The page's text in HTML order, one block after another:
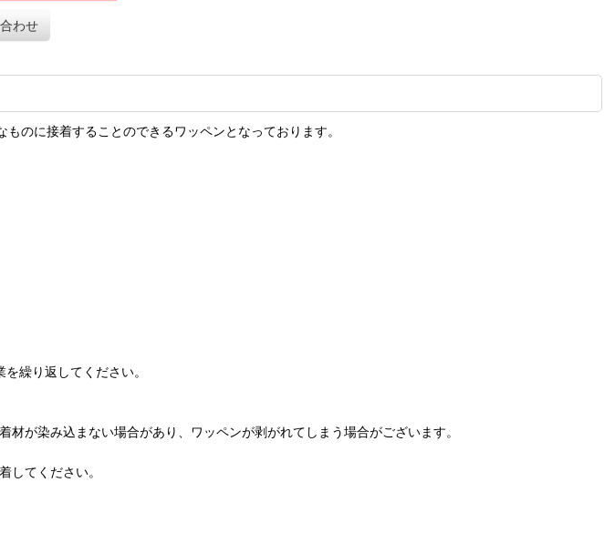
わせ
のに接着することのできるワッペンとなっております。
繰り返してください。
が染み込まない場合があり、ワッペンが剥がれてしまう場合がございます。
してください。